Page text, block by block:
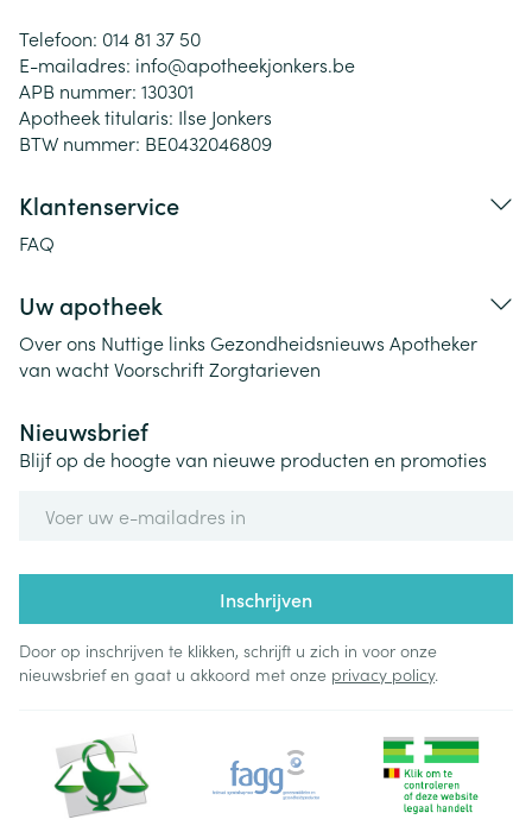
Telefoon: 014 81 37 50
E-mailadres: info@apotheekjonkers.be
APB nummer: 130301
Apotheek titularis: Ilse Jonkers
BTW nummer: BE0432046809
Klantenservice
FAQ
Uw apotheek
Over ons Nuttige links Gezondheidsnieuws Apotheker
van wachtVoorschriftZorgtarieven
Nieuwsbrief
Blijf op de hoogte van nieuwe producten en promoties
Inschrijven
Door op inschrijven te klikken, schrijft u zich in voor onze
nieuwsbrief en gaat u akkoord met onze privacy policy.